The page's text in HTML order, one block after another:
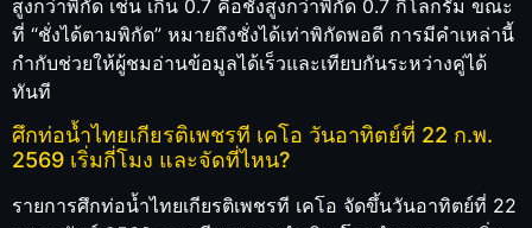
สูงกว่าพิกัด เช่น เกิน 0.7 คือชั่งสูงกว่าพิกัด 0.7 กิโลกรัม ขณะ
ที่ “ชั่งได้ตามพิกัด” หมายถึงชั่งได้เท่าพิกัดพอดี การมีคำเหล่านี้
กำกับช่วยให้ผู้ชมอ่านข้อมูลได้เร็วและเทียบกันระหว่างคู่ได้
ทันที
ศึกท่อน้ำไทยเกียรติเพชรที เคโอ วันอาทิตย์ที่ 22 ก.พ.
2569 เริ่มกี่โมง และจัดที่ไหน?
รายการศึกท่อน้ำไทยเกียรติเพชรที เคโอ จัดขึ้นวันอาทิตย์ที่ 22